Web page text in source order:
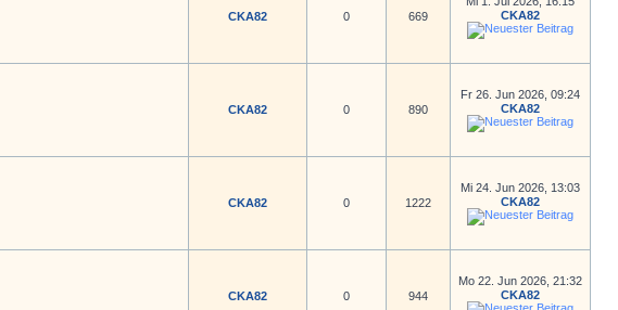
CKA82 0 669
CKA82
CKA82 0 890
Fr 26. Jun 2026, 09:24
CKA82
CKA82 0 1222
Mi 24. Jun 2026, 13:03
CKA82
CKA82 0 944
Mo 22. Jun 2026, 21:32
CKA82